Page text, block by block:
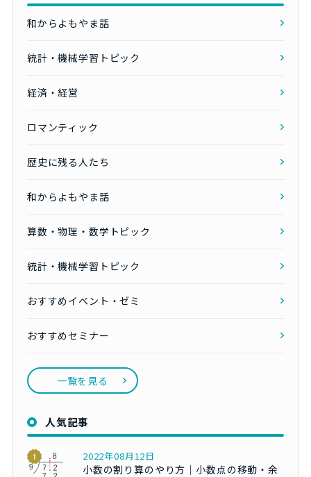
和からよもやま話
統計・機械学習トピック
経済・経営
ロマンティック
歴史に残る人たち
和からよもやま話
算数・物理・数学トピック
統計・機械学習トピック
おすすめイベント・ゼミ
おすすめセミナー
一覧を見る
人気記事
2022年08月12日
小数の割り算のやり方｜小数点の移動・余